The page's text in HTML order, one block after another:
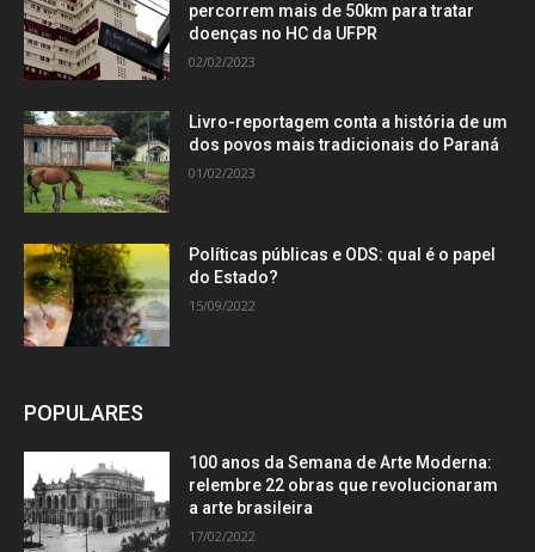
percorrem mais de 50km para tratar
doenças no HC da UFPR
02/02/2023
Livro-reportagem conta a história de um
dos povos mais tradicionais do Paraná
01/02/2023
Políticas públicas e ODS: qual é o papel
do Estado?
15/09/2022
POPULARES
100 anos da Semana de Arte Moderna:
relembre 22 obras que revolucionaram
a arte brasileira
17/02/2022